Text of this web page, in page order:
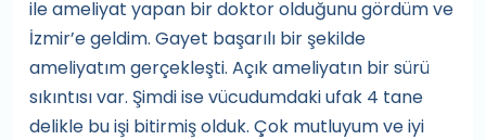
ile ameliyat yapan bir doktor olduğunu gördüm ve
İzmir’e geldim. Gayet başarılı bir şekilde
ameliyatım gerçekleşti. Açık ameliyatın bir sürü
sıkıntısı var. Şimdi ise vücudumdaki ufak 4 tane
delikle bu işi bitirmiş olduk. Çok mutluyum ve iyi